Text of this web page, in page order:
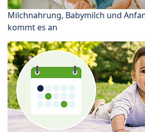
Milchnahrung, Babymilch und
kommt es an